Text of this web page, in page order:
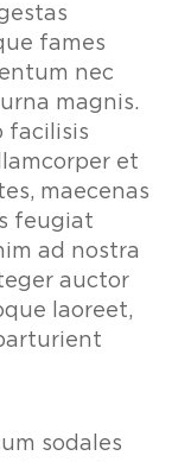
fames
nec
magnis.
facilisis
et
maecenas
feugiat
ad nostra
auctor
laoreet,
sodales